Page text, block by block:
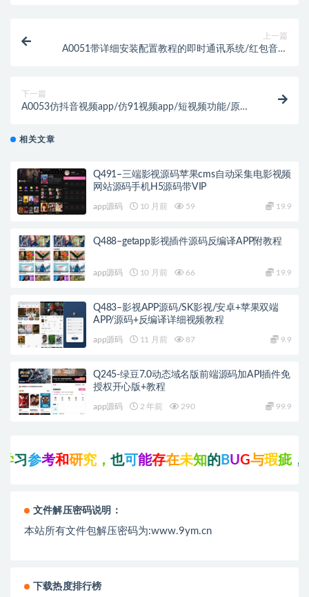
上一篇
A0051带详细安装配置教程的即时通讯系统/红包音视
下一篇
A0053仿抖音视频app/仿91视频app/短视频功能/原生
相关文章
Q491–三端影视源码苹果cms自动采集电影视频
网站源码手机H5源码带VIP
app源码 10 月前 59 19.9
Q488–getapp影视插件源码反编译APP附教程
app源码 10 月前 66 19.9
Q483–影视APP源码/SK影视/安卓+苹果双端
APP/源码+反编译详细视频教程
app源码 11 月前 87 9.9
Q245-绿豆7.0动态域名版前端源码加API插件免
授权开心版+教程
app源码 2 年前 290 99.9
和研究，也可能存在未知的BUG与瑕疵，可先联
文件解压密码说明：
本站所有文件包解压密码为:www.9ym.cn
下载热度排行榜